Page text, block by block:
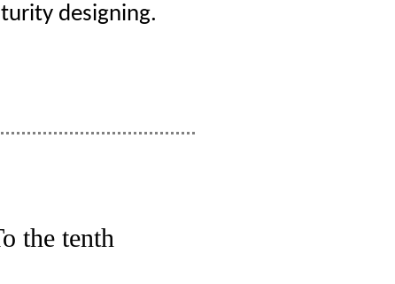
designing.
the tenth